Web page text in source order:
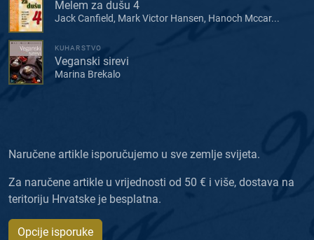
Melem za dušu 4
Jack Canfield, Mark Victor Hansen, Hanoch Mccar...
KUHARSTVO
Veganski sirevi
Marina Brekalo
Naručene artikle isporučujemo u sve zemlje svijeta.
Za naručene artikle u vrijednosti od 50 € i više, dostava na
teritoriju Hrvatske je besplatna.
Opcije isporuke